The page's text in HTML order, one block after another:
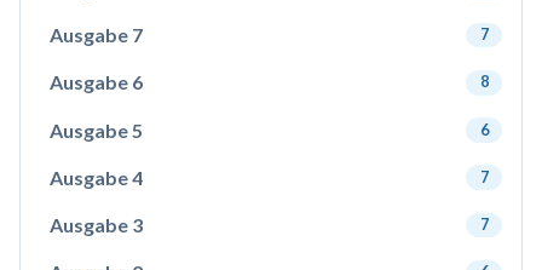
Ausgabe 7 7
Ausgabe 6 8
Ausgabe 5 6
Ausgabe 4 7
Ausgabe 3 7